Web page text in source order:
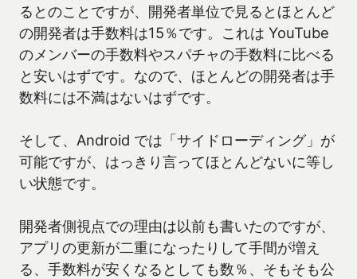
るとのことですが、開発者単位で見るとほとんど
の開発者は手数料は15％です。これは YouTube
のメンバーの手数料やスパチャの手数料に比べる
と安いはずです。なので、ほとんどの開発者は手
数料には不満はないはずです。
そして、Android では「サイドローディング」が
可能ですが、はっきり言ってほとんどないに等し
い状態です。
開発者側視点での理由は以前も書いたのですが、
アプリの更新が二重になったりして手間が増え
る、手数料が安くなるとしても数％、そもそも公